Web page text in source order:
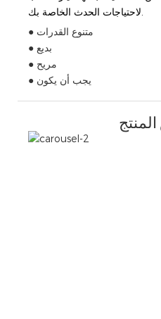
لاحتياجات الحدث الخاصة بك.
● متنوع القدرات
● بديع
● مريح
● يجب أن يكون